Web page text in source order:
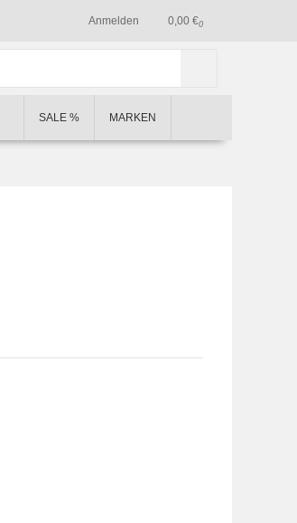
Anmelden 0
0,00 €
SALE % MARKEN